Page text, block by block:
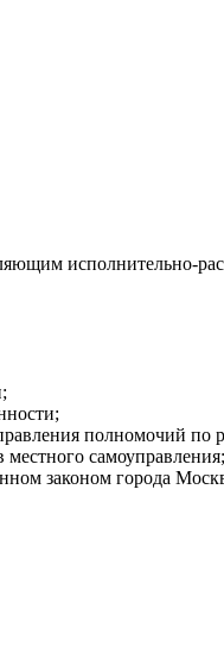
исполнительно-
полномочий по
местного самоуправления;
законом города
искусству